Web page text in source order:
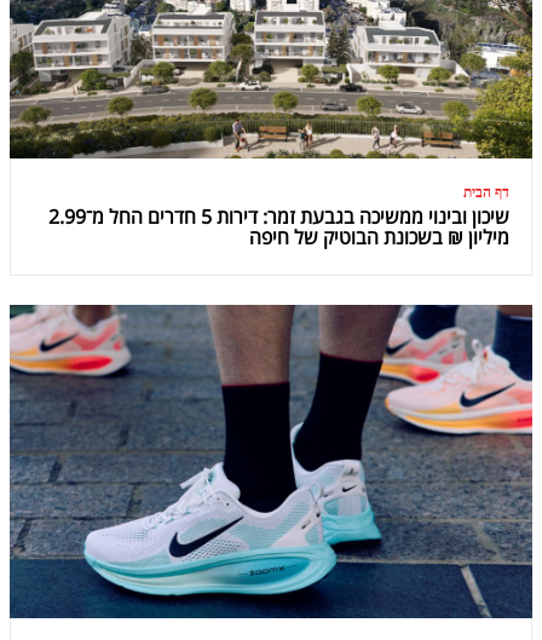
דף הבית
שיכון ובינוי ממשיכה בגבעת זמר: דירות 5 חדרים החל מ־2.99
מיליון ₪ בשכונת הבוטיק של חיפה